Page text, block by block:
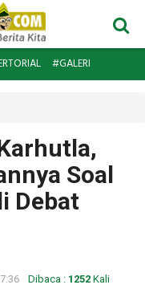
#GALERI
Soal
Debat
Dibaca : 1252 Kali